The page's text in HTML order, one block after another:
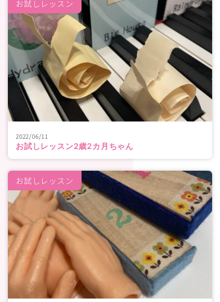
2022/06/11
お試しレッスン2歳2カ月ちゃん
お試しレッスン
お試しレッスン